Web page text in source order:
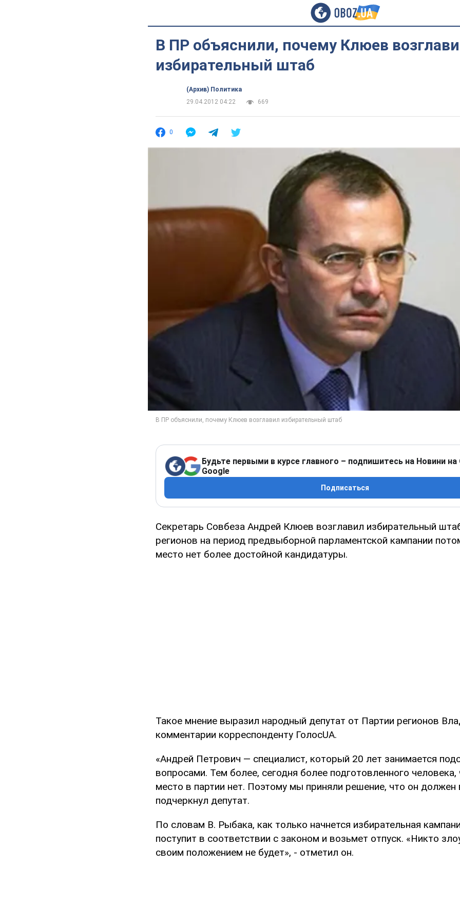
В ПР объяснили, почему Клюев
избирательный штаб
(Архив) Политика
29.04.2012 04:22
669
0
Будьте первыми в курсе главного – подпишитесь на Новини на
Google
Подписаться
Секретарь Совбеза Андрей Клюев возглавил избирательный
регионов на период предвыборной парламентской кампании
место нет более достойной кандидатуры.
Такое мнение выразил народный депутат от Партии регионов
комментарии корреспонденту ГолосUA.
«Андрей Петрович — специалист, который 20 лет занимается
вопросами. Тем более, сегодня более подготовленного человека,
место в партии нет. Поэтому мы приняли решение, что он должен
подчеркнул депутат.
По словам В. Рыбака, как только начнется избирательная
поступит в соответствии с законом и возьмет отпуск. «Никто
своим положением не будет», - отметил он.